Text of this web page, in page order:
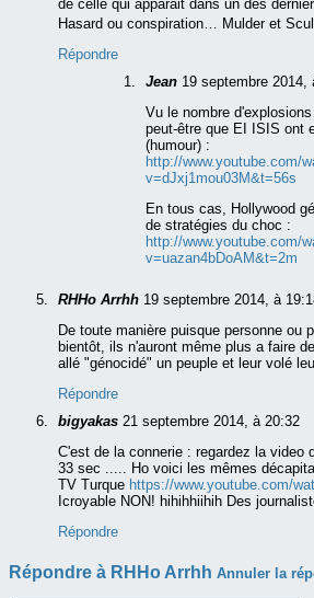
de celle qui apparait dans un des
Hasard ou conspiration… Mulder et
Répondre
Jean 19 septembre 2014,
Vu le nombre
peut-être que EI ISIS ont
(humour) :
http://www.youtube.com/
v=dJxj1mou03M&t=56s
En tous cas, Hollywood
de stratégies du choc :
http://www.youtube.com/
v=uazan4bDoAM&t=2m
RHHo Arrhh 19 septembre 2014, à
De toute manière puisque personne ou
bientôt, ils n'auront même plus a faire
allé "génocidé" un peuple et leur volé
Répondre
bigyakas 21 septembre 2014, à 20:32
C'est de la connerie : regardez la video
33 sec ..... Ho voici les mêmes
TV Turque https://www.youtube.com/
Icroyable NON! hihihhiihih Des
Répondre
Répondre à RHHo Arrhh Annuler la